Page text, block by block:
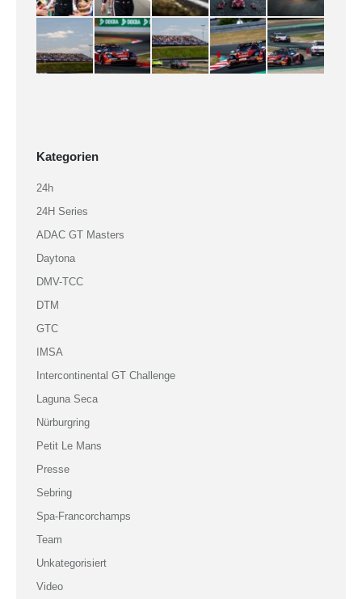
Kategorien
24h
24H Series
ADAC GT Masters
Daytona
DMV-TCC
DTM
GTC
IMSA
Intercontinental GT Challenge
Laguna Seca
Nürburgring
Petit Le Mans
Presse
Sebring
Spa-Francorchamps
Team
Unkategorisiert
Video